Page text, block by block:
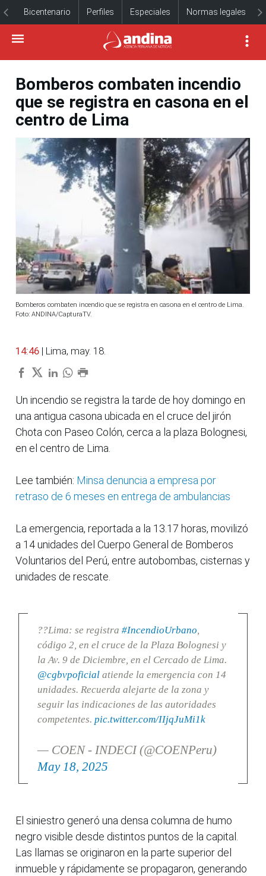
Bicentenario Perfiles Especiales Normas legales
Bomberos combaten incendio
que se registra en casona en el
centro de Lima
Bomberos combaten incendio que se registra en casona en el centro de Lima.
Foto: ANDINA/CapturaTV.
14:46 | Lima, may. 18.
Un incendio se registra la tarde de hoy domingo en
una antigua casona ubicada en el cruce del jirón
Chota con Paseo Colón, cerca a la plaza Bolognesi,
en el centro de Lima.
Lee también: Minsa denuncia a empresa por
retraso de 6 meses en entrega de ambulancias
La emergencia, reportada a la 13.17 horas, movilizó
a 14 unidades del Cuerpo General de Bomberos
Voluntarios del Perú, entre autobombas, cisternas y
unidades de rescate.
??Lima: se registra #IncendioUrbano
código 2, en el cruce de la Plaza Bolognesi y
la Av. 9 de Diciembre, en el Cercado de Lima.
@cgbvpoficialatiende la emergencia con 14
unidades. Recuerda alejarte de la zona y
seguir las indicaciones de las autoridades
competentes. pic.twitter.com/IIjqJuMi1k
— COEN - INDECI (@COENPeru)
May 18, 2025
El siniestro generó una densa columna de humo
negro visible desde distintos puntos de la capital.
Las llamas se originaron en la parte superior del
inmueble y rápidamente se propagaron, generando